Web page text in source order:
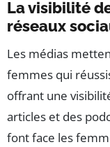
La visibilité
réseaux
Les médias
femmes qui
offrant une
articles et des
font face les